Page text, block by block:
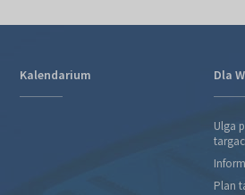
Kalendarium Dla
Ulga
Plan